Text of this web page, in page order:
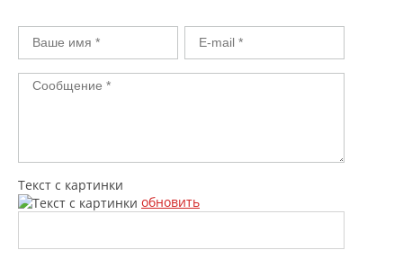
Текст с картинки
обновить